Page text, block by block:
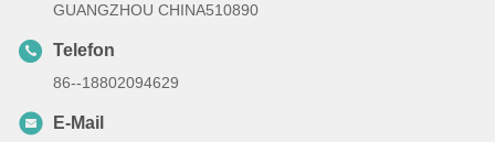
GUANGZHOU CHINA510890
Telefon
86--18802094629
E-Mail